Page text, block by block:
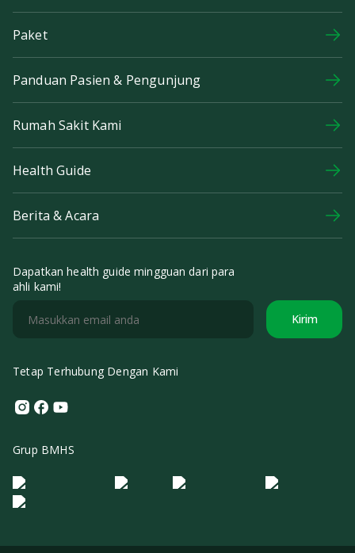
Paket
Panduan Pasien & Pengunjung
Rumah Sakit Kami
Health Guide
Berita & Acara
Dapatkan health guide mingguan dari para
ahli kami!
Kirim
Tetap Terhubung Dengan Kami
Instagram
Facebook
Youtube
Grup BMHS
Logo Morula IFV Logo ER
Logo Diagnos
Logo IRSI